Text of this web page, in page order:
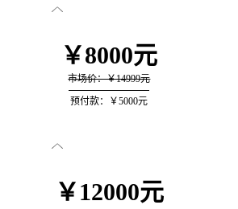

￥8000元
市场价：￥14999元
预付款：￥5000元

￥12000元